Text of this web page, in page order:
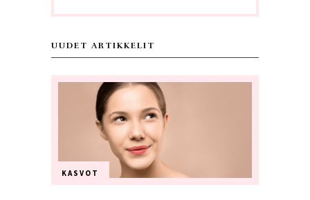
UUDET ARTIKKELIT
KASVOT